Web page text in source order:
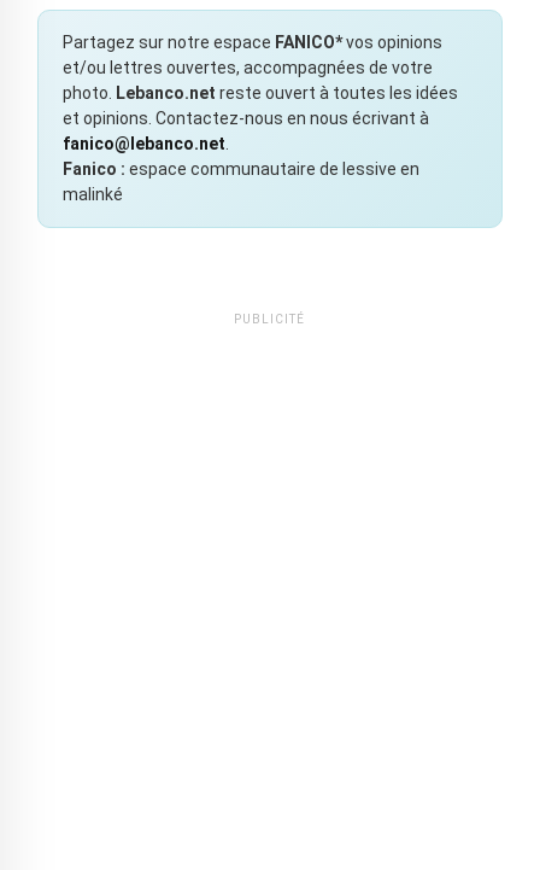
Partagez sur notre espace FANICO*vos opinions
et/ou lettres ouvertes, accompagnées de votre
photo.
Lebanco.net reste ouvert à toutes les idées
et opinions. Contactez-nous en nous écrivant à
fanico@lebanco.net
Fanico : espace communautaire de lessive en
malinké
PUBLICITÉ